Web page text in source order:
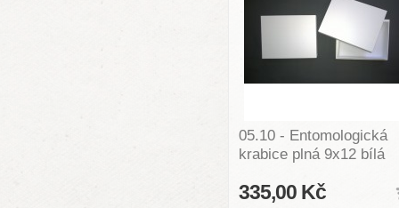
05.10 - Entomologická
krabice plná 9x12 bílá
335,00 Kč